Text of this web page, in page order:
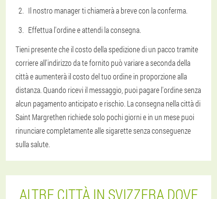
Il nostro manager ti chiamerà a breve con la conferma.
Effettua l'ordine e attendi la consegna.
Tieni presente che il costo della spedizione di un pacco tramite
corriere all'indirizzo da te fornito può variare a seconda della
città e aumenterà il costo del tuo ordine in proporzione alla
distanza. Quando ricevi il messaggio, puoi pagare l'ordine senza
alcun pagamento anticipato e rischio. La consegna nella città di
Saint Margrethen richiede solo pochi giorni e in un mese puoi
rinunciare completamente alle sigarette senza conseguenze
sulla salute.
ALTRE CITTÀ IN SVIZZERA DOVE